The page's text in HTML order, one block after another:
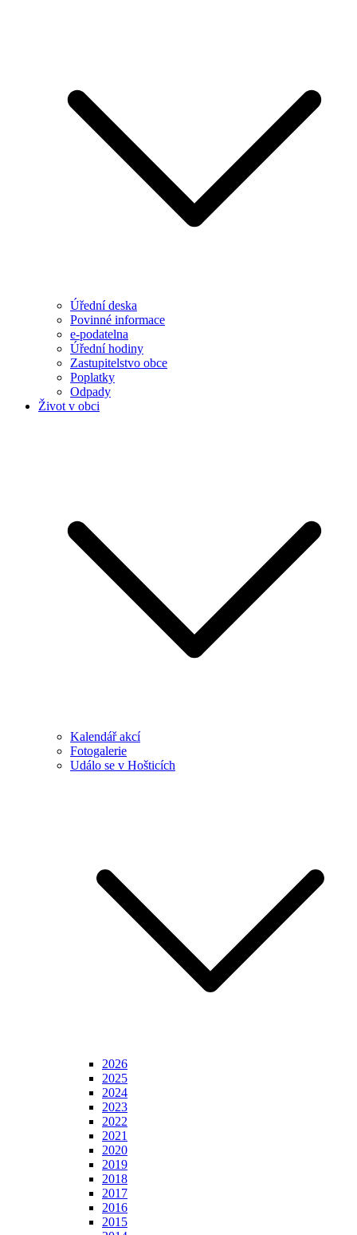
Úřední deska
Povinné informace
e-podatelna
Úřední hodiny
Zastupitelstvo obce
Poplatky
Odpady
Život v obci
Kalendář akcí
Fotogalerie
Událo se v Hošticích
2026
2025
2024
2023
2022
2021
2020
2019
2018
2017
2016
2015